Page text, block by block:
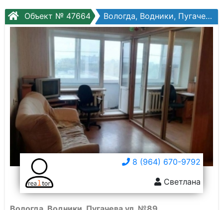
Объект № 47664 Вологда, Водники, Пугачева ул, №89
8 (964) 670-9792
Светлана